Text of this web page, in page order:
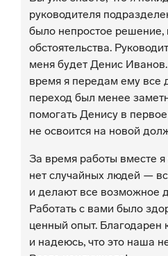
руководителя
было непростое решение,
обстоятельства.
меня будет Денис
время я передам ему все
переход был менее
помогать Денису в
не освоится на новой
За время работы вместе я
нет случайных людей —
и делают все возможное
Работать с вами было
ценный опыт. Благодарен
и надеюсь, что это наша